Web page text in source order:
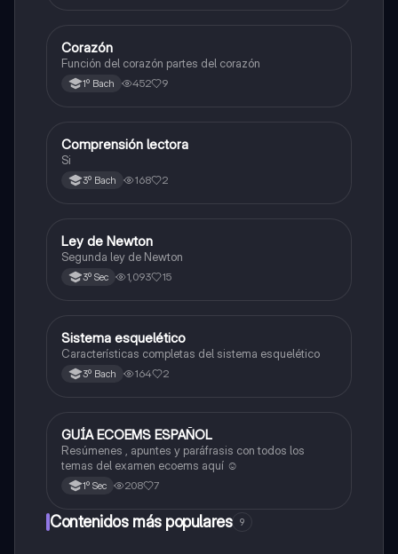
Otros
Corazón
Función del corazón partes del corazón
1º Bach 452 9
Otros
Comprensión lectora
Si
3º Bach 168 2
Física
Ley de Newton
Segunda ley de Newton
3º Sec 1,093 15
Biología
Sistema esquelético
Características completas del sistema esquelético
3º Bach 164 2
Otros
GUÍA ECOEMS ESPAÑOL
Resúmenes , apuntes y paráfrasis con todos los
temas del examen ecoems aquí ☺️
1º Sec 208 7
Contenidos más populares 9